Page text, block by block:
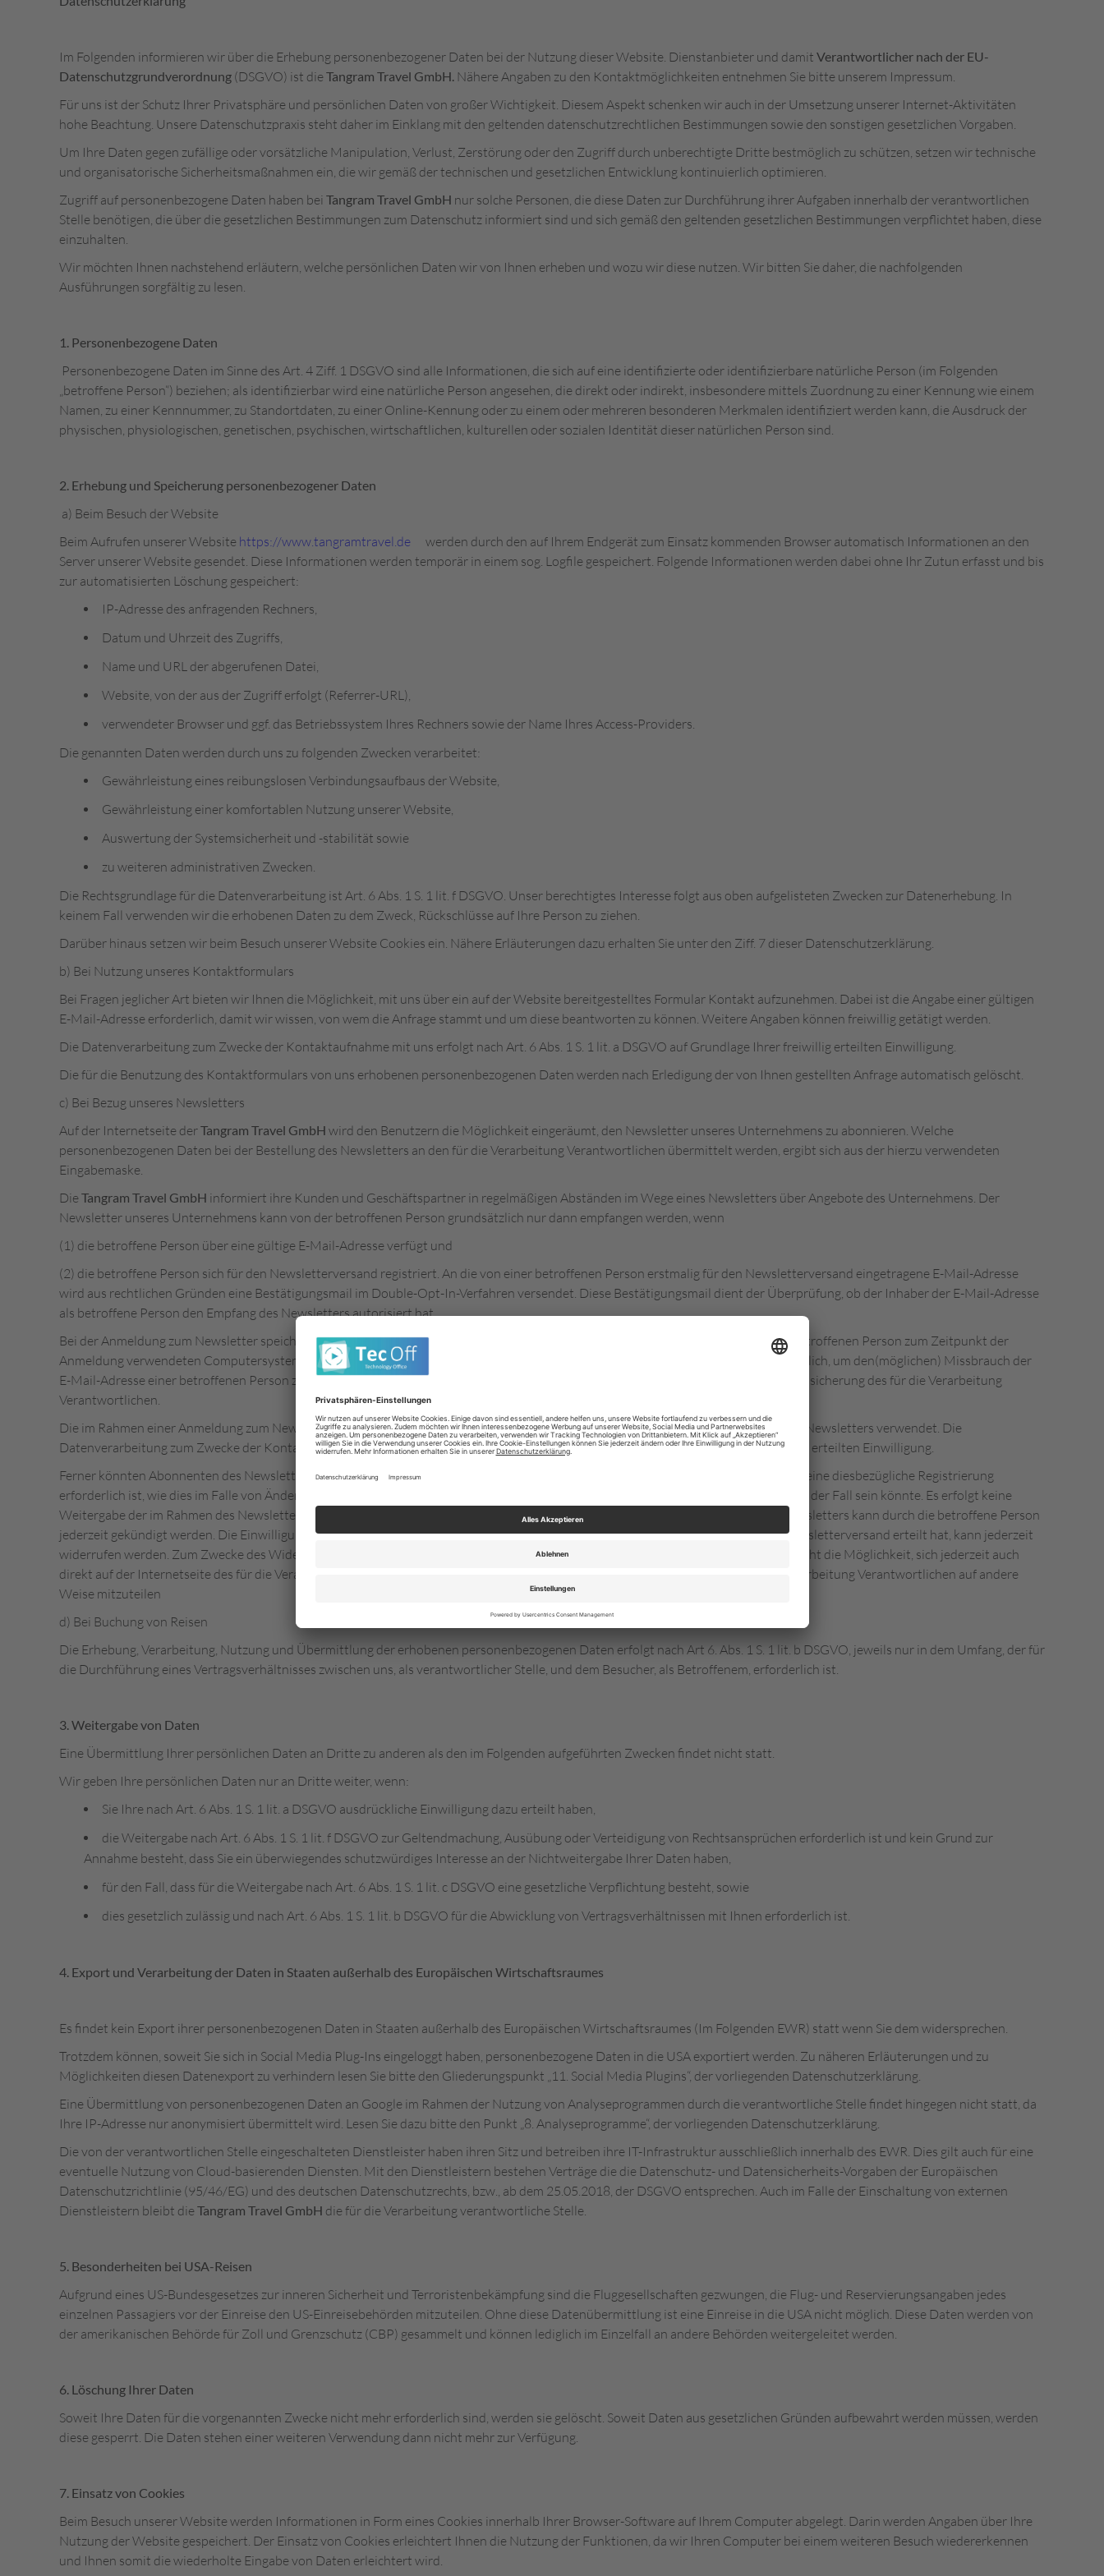
Im Folgenden informieren wir über die Erhebung personenbezogener Daten bei der Nutzung dieser Website. Dienstanbieter und damit Verantwortlicher nach der EU-
Datenschutzgrundverordnung (DSGVO) ist dieTangram Travel GmbH. Nähere Angaben zu den Kontaktmöglichkeiten entnehmen Sie bitte unserem Impressum.
Für uns ist der Schutz Ihrer Privatsphäre und persönlichen Daten von großer Wichtigkeit. Diesem Aspekt schenken wir auch in der Umsetzung unserer Internet-Aktivitäten
hohe Beachtung. Unsere Datenschutzpraxis steht daher im Einklang mit den geltenden datenschutzrechtlichen Bestimmungen sowie den sonstigen gesetzlichen Vorgaben.
Um Ihre Daten gegen zufällige oder vorsätzliche Manipulation, Verlust, Zerstörung oder den Zugriff durch unberechtigte Dritte bestmöglich zu schützen, setzen wir technische
und organisatorische Sicherheitsmaßnahmen ein, die wir gemäß der technischen und gesetzlichen Entwicklung kontinuierlich optimieren.
Zugriff auf personenbezogene Daten haben bei Tangram Travel GmbH nur solche Personen, die diese Daten zur Durchführung ihrer Aufgaben innerhalb der verantwortlichen
Stelle benötigen, die über die gesetzlichen Bestimmungen zum Datenschutz informiert sind und sich gemäß den geltenden gesetzlichen Bestimmungen verpflichtet haben, diese
einzuhalten.
Wir möchten Ihnen nachstehend erläutern, welche persönlichen Daten wir von Ihnen erheben und wozu wir diese nutzen. Wir bitten Sie daher, die nachfolgenden
Ausführungen sorgfältig zu lesen.
1. Personenbezogene Daten
Personenbezogene Daten im Sinne des Art. 4 Ziff. 1 DSGVO sind alle Informationen, die sich auf eine identifizierte oder identifizierbare natürliche Person (im Folgenden
„betroffene Person“) beziehen; als identifizierbar wird eine natürliche Person angesehen, die direkt oder indirekt, insbesondere mittels Zuordnung zu einer Kennung wie einem
Namen, zu einer Kennnummer, zu Standortdaten, zu einer Online-Kennung oder zu einem oder mehreren besonderen Merkmalen identifiziert werden kann, die Ausdruck der
physischen, physiologischen, genetischen, psychischen, wirtschaftlichen, kulturellen oder sozialen Identität dieser natürlichen Person sind.
2. Erhebung und Speicherung personenbezogener Daten
a) Beim Besuch der Website
Beim Aufrufen unserer Website https://www.tangramtravel.de
werden durch den auf Ihrem Endgerät zum Einsatz kommenden Browser automatisch Informationen an den
Server unserer Website gesendet. Diese Informationen werden temporär in einem sog. Logfile gespeichert. Folgende Informationen werden dabei ohne Ihr Zutun erfasst und bis
zur automatisierten Löschung gespeichert:
IP-Adresse des anfragenden Rechners,
Datum und Uhrzeit des Zugriffs,
Name und URL der abgerufenen Datei,
Website, von der aus der Zugriff erfolgt (Referrer-URL),
verwendeter Browser und ggf. das Betriebssystem Ihres Rechners sowie der Name Ihres Access-Providers.
Die genannten Daten werden durch uns zu folgenden Zwecken verarbeitet:
Gewährleistung eines reibungslosen Verbindungsaufbaus der Website,
Gewährleistung einer komfortablen Nutzung unserer Website,
Auswertung der Systemsicherheit und -stabilität sowie
zu weiteren administrativen Zwecken.
Die Rechtsgrundlage für die Datenverarbeitung ist Art. 6 Abs. 1 S. 1 lit. f DSGVO. Unser berechtigtes Interesse folgt aus oben aufgelisteten Zwecken zur Datenerhebung. In
keinem Fall verwenden wir die erhobenen Daten zu dem Zweck, Rückschlüsse auf Ihre Person zu ziehen.
Darüber hinaus setzen wir beim Besuch unserer Website Cookies ein. Nähere Erläuterungen dazu erhalten Sie unter den Ziff. 7 dieser Datenschutzerklärung.
b) Bei Nutzung unseres Kontaktformulars
Bei Fragen jeglicher Art bieten wir Ihnen die Möglichkeit, mit uns über ein auf der Website bereitgestelltes Formular Kontakt aufzunehmen. Dabei ist die Angabe einer gültigen
E-Mail-Adresse erforderlich, damit wir wissen, von wem die Anfrage stammt und um diese beantworten zu können. Weitere Angaben können freiwillig getätigt werden.
Die Datenverarbeitung zum Zwecke der Kontaktaufnahme mit uns erfolgt nach Art. 6 Abs. 1 S. 1 lit. a DSGVO auf Grundlage Ihrer freiwillig erteilten Einwilligung.
Die für die Benutzung des Kontaktformulars von uns erhobenen personenbezogenen Daten werden nach Erledigung der von Ihnen gestellten Anfrage automatisch gelöscht.
c) Bei Bezug unseres Newsletters
Auf der Internetseite derTangram Travel GmbH wird den Benutzern die Möglichkeit eingeräumt, den Newsletter unseres Unternehmens zu abonnieren. Welche
personenbezogenen Daten bei der Bestellung des Newsletters an den für die Verarbeitung Verantwortlichen übermittelt werden, ergibt sich aus der hierzu verwendeten
Eingabemaske.
DieTangram Travel GmbH informiert ihre Kunden und Geschäftspartner in regelmäßigen Abständen im Wege eines Newsletters über Angebote des Unternehmens. Der
Newsletter unseres Unternehmens kann von der betroffenen Person grundsätzlich nur dann empfangen werden, wenn
(1) die betroffene Person über eine gültige E-Mail-Adresse verfügt und
(2) die betroffene Person sich für den Newsletterversand registriert. An die von einer betroffenen Person erstmalig für den Newsletterversand eingetragene E-Mail-Adresse
wird aus rechtlichen Gründen eine Bestätigungsmail im Double-Opt-In-Verfahren versendet. Diese Bestätigungsmail dient der Überprüfung, ob der Inhaber der E-Mail-Adresse
als betroffene Person den Empfang des Newsletters autorisiert hat.
Bei der Anmeldung zum Newsletter speichern wir ferner die vom Internet-Service-Provider (ISP) vergebene IP-Adresse des von der betroffenen Person zum Zeitpunkt der
Anmeldung verwendeten Computersystems sowie das Datum und die Uhrzeit der Anmeldung. Die Erhebung dieser Daten ist erforderlich, um den(möglichen) Missbrauch der
E-Mail-Adresse einer betroffenen Person zu einem späteren Zeitpunkt nachvollziehen zu können und dient deshalb der rechtlichen Absicherung des für die Verarbeitung
Verantwortlichen.
Die im Rahmen einer Anmeldung zum Newsletter erhobenen personenbezogenen Daten werden ausschließlich zum Versand unseres Newsletters verwendet. Die
Datenverarbeitung zum Zwecke der Kontaktaufnahme mit uns erfolgt nach Art. 6 Abs. 1 S. 1 lit. a DSGVO auf Grundlage Ihrer freiwillig erteilten Einwilligung.
Ferner könnten Abonnenten des Newsletters per E-Mail informiert werden, sofern dies für den Betrieb des Newsletter-Dienstes oder eine diesbezügliche Registrierung
erforderlich ist, wie dies im Falle von Änderungen des Newsletterangebotes oder bei der Veränderung der technischen Gegebenheiten der Fall sein könnte. Es erfolgt keine
Weitergabe der im Rahmen des Newsletter-Dienstes erhobenen personenbezogenen Daten an Dritte. Das Abonnement unseres Newsletters kann durch die betroffene Person
jederzeit gekündigt werden. Die Einwilligung in die Speicherung personenbezogener Daten, die die betroffene Person uns für den Newsletterversand erteilt hat, kann jederzeit
widerrufen werden. Zum Zwecke des Widerrufs der Einwilligung findet sich in jedem Newsletter ein entsprechender Link. Ferner besteht die Möglichkeit, sich jederzeit auch
direkt auf der Internetseite des für die Verarbeitung Verantwortlichen vom Newsletterversand abzumelden oder dies dem für die Verarbeitung Verantwortlichen auf andere
Weise mitzuteilen
d) Bei Buchung von Reisen
Die Erhebung, Verarbeitung, Nutzung und Übermittlung der erhobenen personenbezogenen Daten erfolgt nach Art 6. Abs. 1 S. 1 lit. b DSGVO, jeweils nur in dem Umfang, der für
die Durchführung eines Vertragsverhältnisses zwischen uns, als verantwortlicher Stelle, und dem Besucher, als Betroffenem, erforderlich ist.
3. Weitergabe von Daten
Eine Übermittlung Ihrer persönlichen Daten an Dritte zu anderen als den im Folgenden aufgeführten Zwecken findet nicht statt.
Wir geben Ihre persönlichen Daten nur an Dritte weiter, wenn:
Sie Ihre nach Art. 6 Abs. 1 S. 1 lit. a DSGVO ausdrückliche Einwilligung dazu erteilt haben,
die Weitergabe nach Art. 6 Abs. 1 S. 1 lit. f DSGVO zur Geltendmachung, Ausübung oder Verteidigung von Rechtsansprüchen erforderlich ist und kein Grund zur
Annahme besteht, dass Sie ein überwiegendes schutzwürdiges Interesse an der Nichtweitergabe Ihrer Daten haben,
für den Fall, dass für die Weitergabe nach Art. 6 Abs. 1 S. 1 lit. c DSGVO eine gesetzliche Verpflichtung besteht, sowie
dies gesetzlich zulässig und nach Art. 6 Abs. 1 S. 1 lit. b DSGVO für die Abwicklung von Vertragsverhältnissen mit Ihnen erforderlich ist.
4. Export und Verarbeitung der Daten in Staaten außerhalb des Europäischen Wirtschaftsraumes
Es findet kein Export ihrer personenbezogenen Daten in Staaten außerhalb des Europäischen Wirtschaftsraumes (Im Folgenden EWR) statt wenn Sie dem widersprechen.
Trotzdem können, soweit Sie sich in Social Media Plug-Ins eingeloggt haben, personenbezogene Daten in die USA exportiert werden. Zu näheren Erläuterungen und zu
Möglichkeiten diesen Datenexport zu verhindern lesen Sie bitte den Gliederungspunkt „11. Social Media Plugins“, der vorliegenden Datenschutzerklärung.
Eine Übermittlung von personenbezogenen Daten an Google im Rahmen der Nutzung von Analyseprogrammen durch die verantwortliche Stelle findet hingegen nicht statt, da
Ihre IP-Adresse nur anonymisiert übermittelt wird. Lesen Sie dazu bitte den Punkt „8. Analyseprogramme“, der vorliegenden Datenschutzerklärung.
Die von der verantwortlichen Stelle eingeschalteten Dienstleister haben ihren Sitz und betreiben ihre IT-Infrastruktur ausschließlich innerhalb des EWR. Dies gilt auch für eine
eventuelle Nutzung von Cloud-basierenden Diensten. Mit den Dienstleistern bestehen Verträge die die Datenschutz- und Datensicherheits-Vorgaben der Europäischen
Datenschutzrichtlinie (95/46/EG) und des deutschen Datenschutzrechts, bzw., ab dem 25.05.2018, der DSGVO entsprechen. Auch im Falle der Einschaltung von externen
Dienstleistern bleibt dieTangram Travel GmbH die für die Verarbeitung verantwortliche Stelle.
5. Besonderheiten bei USA-Reisen
Aufgrund eines US-Bundesgesetzes zur inneren Sicherheit und Terroristenbekämpfung sind die Fluggesellschaften gezwungen, die Flug- und Reservierungsangaben jedes
einzelnen Passagiers vor der Einreise den US-Einreisebehörden mitzuteilen. Ohne diese Datenübermittlung ist eine Einreise in die USA nicht möglich. Diese Daten werden von
der amerikanischen Behörde für Zoll und Grenzschutz (CBP) gesammelt und können lediglich im Einzelfall an andere Behörden weitergeleitet werden.
6. Löschung Ihrer Daten
Soweit Ihre Daten für die vorgenannten Zwecke nicht mehr erforderlich sind, werden sie gelöscht. Soweit Daten aus gesetzlichen Gründen aufbewahrt werden müssen, werden
diese gesperrt. Die Daten stehen einer weiteren Verwendung dann nicht mehr zur Verfügung.
7. Einsatz von Cookies
Beim Besuch unserer Website werden Informationen in Form eines Cookies innerhalb Ihrer Browser-Software auf Ihrem Computer abgelegt. Darin werden Angaben über Ihre
Nutzung der Website gespeichert. Der Einsatz von Cookies erleichtert Ihnen die Nutzung der Funktionen, da wir Ihren Computer bei einem weiteren Besuch wiedererkennen
und Ihnen somit die wiederholte Eingabe von Daten erleichtert wird.